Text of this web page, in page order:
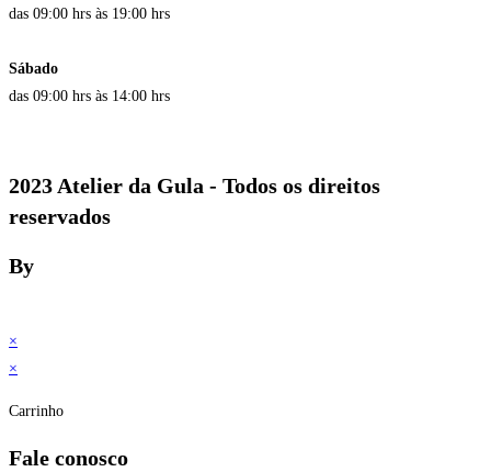
das 09:00 hrs às 19:00 hrs
Sábado
das 09:00 hrs às 14:00 hrs
2023 Atelier da Gula - Todos os direitos
reservados
By
×
×
Carrinho
Fale conosco